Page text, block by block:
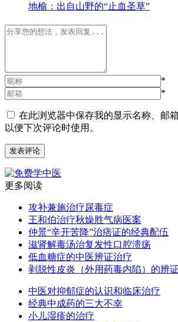
地榆：出自山野的“止血圣草”
*
*
在此浏览器中保存我的显示名称、邮
以便下次评论时使用。
更多阅读
攻补兼施治疗尿毒症
王和伯治疗秋燥胜气病医案
仲景“辛开苦降”治痞证的经典配伍
滋肾解毒汤治复发性口腔溃疡
低血糖症的中医辨证治疗
剥脱性皮炎（外用药毒内陷）的辨
中医对抑郁症的认识和临床治疗
经典中成药的三大不幸
小儿湿疹的治疗